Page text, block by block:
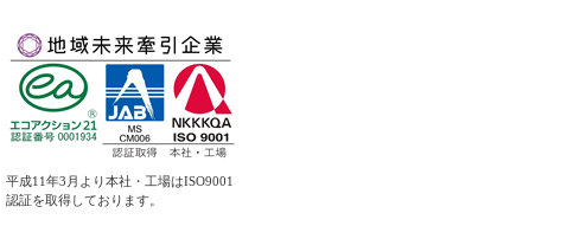
平成11年3月より本社・工場はISO9001
認証を取得しております。